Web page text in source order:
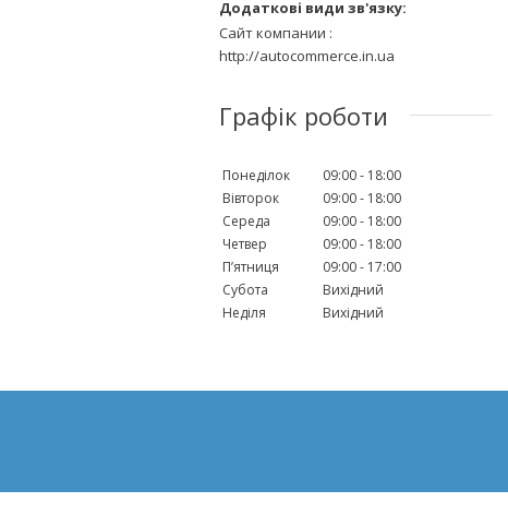
Сайт компании
http://autocommerce.in.ua
Графік роботи
Понеділок 09:00
18:00
Вівторок
09:00
18:00
Середа
09:00
18:00
Четвер
09:00
18:00
Пʼятниця
09:00
17:00
Субота
Вихідний
Неділя
Вихідний